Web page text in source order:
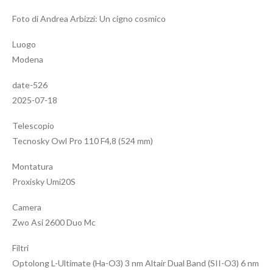
Foto di Andrea Arbizzi: Un cigno cosmico
Luogo
Modena
date-526
2025-07-18
Telescopio
Tecnosky Owl Pro 110 F4,8 (524 mm)
Montatura
Proxisky Umi20S
Camera
Zwo Asi 2600 Duo Mc
Filtri
Optolong L-Ultimate (Ha-O3) 3 nm Altair Dual Band (SII-O3) 6 nm